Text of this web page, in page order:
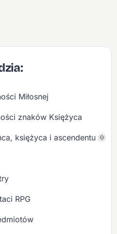
Miłosnej
znaków Księżyca
księżyca i ascendentu
RPG